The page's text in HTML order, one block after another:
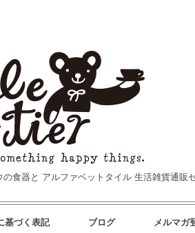
の食器と アルファベットタイル 生活雑貨通販
基づく表記 ブログ メルマガ